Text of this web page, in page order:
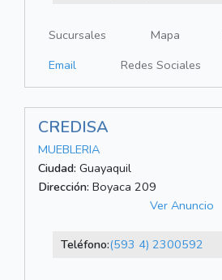
Sucursales Mapa
Email
Redes Sociales
CREDISA
MUEBLERIA
Ciudad: Guayaquil
Dirección: Boyaca 209
Ver Anuncio
Teléfono:(593 4) 2300592